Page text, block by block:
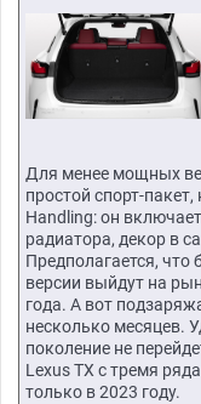
Для менее мощных
простой спорт-
Handling: он
радиатора, декор в
Предполагается,
версии выйдут на
года. А вот
несколько месяцев.
поколение не
Lexus TX с тремя
только в 2023 году.